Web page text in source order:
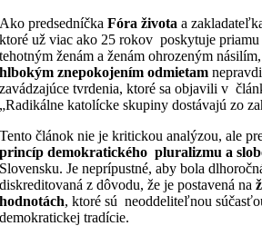
Ako predsedníčkaFóra životaa
ktoré už viac ako 25 rokov poskytuje priamu
tehotným ženám a ženám ohrozeným
hlbokým znepokojením odmietam
zavádzajúce tvrdenia, ktoré sa objavili v
„Radikálne katolícke skupiny dostávajú zo
Tento článok nie je kritickou analýzou, ale
princíp demokratického pluralizmu a
Slovensku. Je neprípustné, aby bola
diskreditovaná z dôvodu, že je postavená na
hodnotách, ktoré sú neoddeliteľnou
demokratickej tradície.